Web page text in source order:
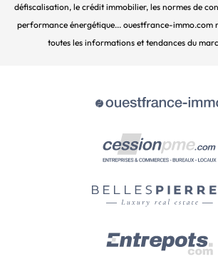
défiscalisation, le crédit immobilier, les normes de
performance énergétique... ouestfrance-immo.com
toutes les informations et tendances du